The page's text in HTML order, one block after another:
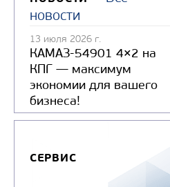
новости
13 июля 2026 г.
КАМАЗ-54901 4×2 на
КПГ — максимум
экономии для вашего
бизнеса!
СЕРВИС